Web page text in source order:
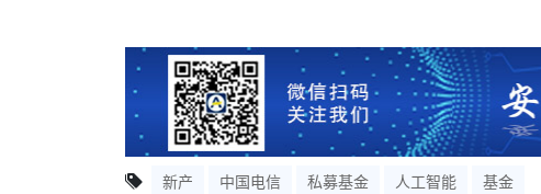
新产 中国电信 私募基金 人工智能 基金